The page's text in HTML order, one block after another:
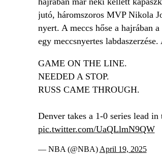
jutó, háromszoros MVP Nikola
nyert. A meccs hőse a hajrában
egy meccsnyertes
GAME ON THE LINE.
NEEDED A STOP.
RUSS CAME THROUGH.
Denver takes a 1-0 series lead
pic.twitter.com/UaQLlmN9QW
— NBA (@NBA) April 19, 2025